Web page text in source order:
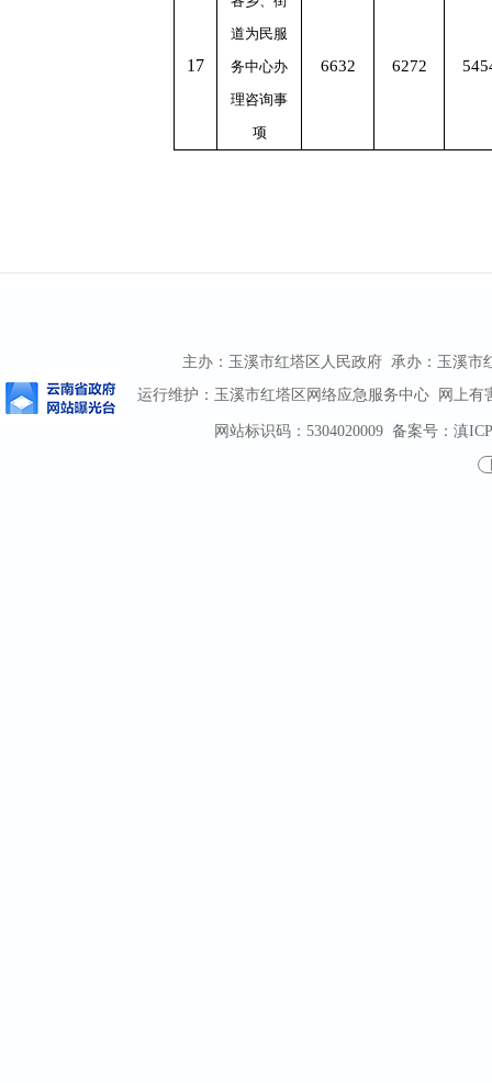
1 7
道为民服
务中心办
理咨询事
项
6632 6272
主办：玉溪市红塔区人民政府 承办：玉溪市
运行维护：玉溪市红塔区网络应急服务中心 网上有
网站标识码：5304020009备案号：滇